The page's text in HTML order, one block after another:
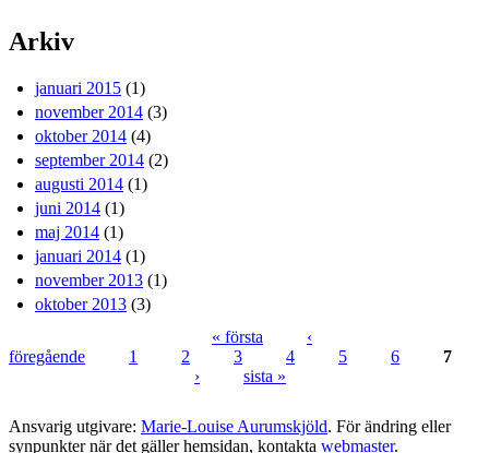
Arkiv
januari 2015 (1)
november 2014 (3)
oktober 2014 (4)
september 2014 (2)
augusti 2014 (1)
juni 2014 (1)
maj 2014 (1)
januari 2014 (1)
november 2013 (1)
oktober 2013 (3)
Sidor
« första
‹
föregående
1 2 3 4 5 6
7
›
sista »
Ansvarig utgivare: Marie-Louise Aurumskjöld. För ändring eller
synpunkter när det gäller hemsidan, kontakta webmaster.